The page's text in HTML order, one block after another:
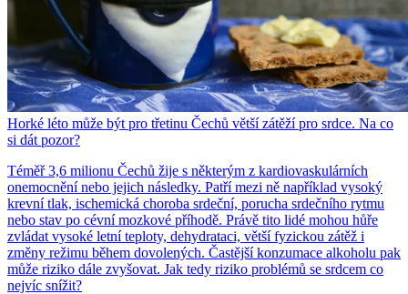
Horké léto může být pro třetinu Čechů větší zátěží pro srdce. Na co
si dát pozor?
Téměř 3,6 milionu Čechů žije s některým z kardiovaskulárních
onemocnění nebo jejich následky. Patří mezi ně například vysoký
krevní tlak, ischemická choroba srdeční, porucha srdečního rytmu
nebo stav po cévní mozkové příhodě. Právě tito lidé mohou hůře
zvládat vysoké letní teploty, dehydrataci, větší fyzickou zátěž i
změny režimu během dovolených. Častější konzumace alkoholu pak
může riziko dále zvyšovat. Jak tedy riziko problémů se srdcem co
nejvíc snížit?